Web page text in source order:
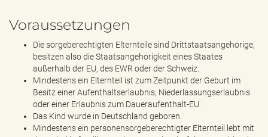
Voraussetzungen
Die sorgeberechtigten Elternteile sind Drittstaatsangehörige,
besitzen also die Staatsangehörigkeit eines Staates
außerhalb der EU, des EWR oder der Schweiz.
Mindestens ein Elternteil ist zum Zeitpunkt der Geburt im
Besitz einer Aufenthaltserlaubnis, Niederlassungserlaubnis
oder einer Erlaubnis zum Daueraufenthalt-EU.
Das Kind wurde in Deutschland geboren.
Mindestens ein personensorgeberechtigter Elternteil lebt mit